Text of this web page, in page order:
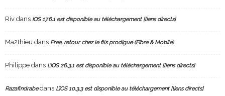
Riv dans iOS 17.6.1 est disponible au téléchargement [liens directs]
Ma2thieu dans Free, retour chez le fils prodigue (Fibre & Mobile)
Philippe dans L’iOS 26.3.1 est disponible au téléchargement [liens directs]
Razafindrabedans L’iOS 10.3.3 est disponible au téléchargement [liens directs]